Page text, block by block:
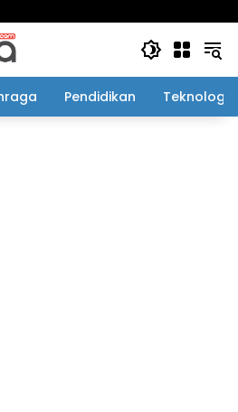
Pendidikan Teknologi